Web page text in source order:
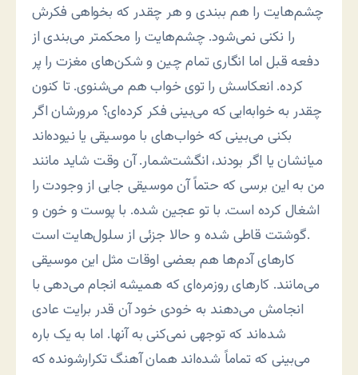
چشم‌هایت را هم ببندی و هر چقدر که بخواهی فکرش
را نکنی نمی‌شود. چشم‌هایت را محکمتر می‌بندی از
دفعه قبل اما انگاری تمام چین و شکن‌های مغزت را پر
کرده. انعکاسش را توی خواب هم می‌شنوی. تا کنون
چقدر به خوابه‌ایی که می‌بینی فکر کرده‌ای؟ مرورشان اگر
بکنی می‌بینی که خواب‌های با موسیقی یا نیوده‌اند
میانشان یا اگر بودند، انگشت‌شمار. آن وقت شاید مانند
من به این برسی که حتماً آن موسیقی جایی از وجودت را
اشغال کرده است. با تو عجین شده. با پوست و خون و
گوشتت قاطی شده و حالا جزئی از سلول‌هایت است.
کارهای آدم‌ها هم بعضی اوقات مثل این موسیقی
می‌مانند. کارهای روزمره‌ای که همیشه انجام می‌دهی با
انجامش می‌دهند به خودی خود آن قدر برایت عادی
شده‌اند که توجهی نمی‌کنی به آنها. اما به یک باره
می‌بینی که تماماً شده‌اند همان آهنگ تکرارشونده که